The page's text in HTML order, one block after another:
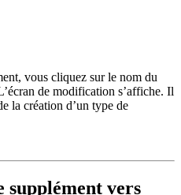
vous cliquez sur le nom du
de modification s’affiche. Il
la création d’un type de
supplément vers